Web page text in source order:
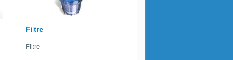
Filtre
Filtre